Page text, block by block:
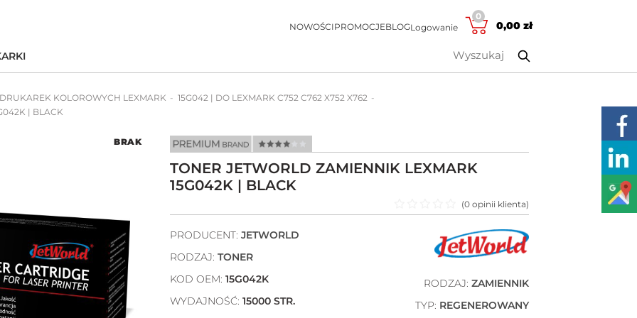
NOWOŚCIPROMOCJEBLOGLogowanie
0
0,00 zł
KOLOROWYCH LEXMARK
15G042 | DO LEXMARK C752 C762 X752 X762
| BLACK
BRAK
TONER JETWORLD ZAMIENNIK LEXMARK
15G042K | BLACK
Oceniono
(0 opinii klienta)
PRODUCENT: JETWORLD
RODZAJ: TONER
KOD OEM: 15G042K
WYDAJNOŚĆ: 15000 STR.
RODZAJ: ZAMIENNIK
TYP: REGENEROWANY